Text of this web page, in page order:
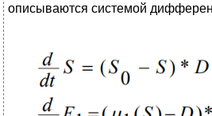
описываются системой